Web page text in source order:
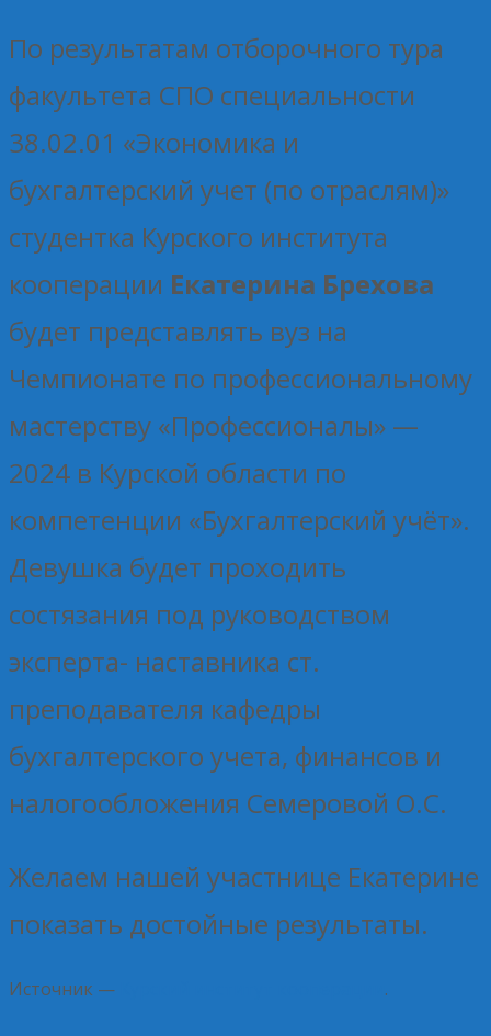
По результатам отборочного тура
факультета СПО специальности
38.02.01 «Экономика и
бухгалтерский учет (по отраслям)»
студентка Курского института
кооперации Екатерина Брехова
будет представлять вуз на
Чемпионате по профессиональному
мастерству «Профессионалы» —
2024 в Курской области по
компетенции «Бухгалтерский учёт».
Девушка будет проходить
состязания под руководством
эксперта- наставника ст.
преподавателя кафедры
бухгалтерского учета, финансов и
налогообложения Семеровой О.С.
Желаем нашей участнице Екатерине
показать достойные результаты.
Источник — .